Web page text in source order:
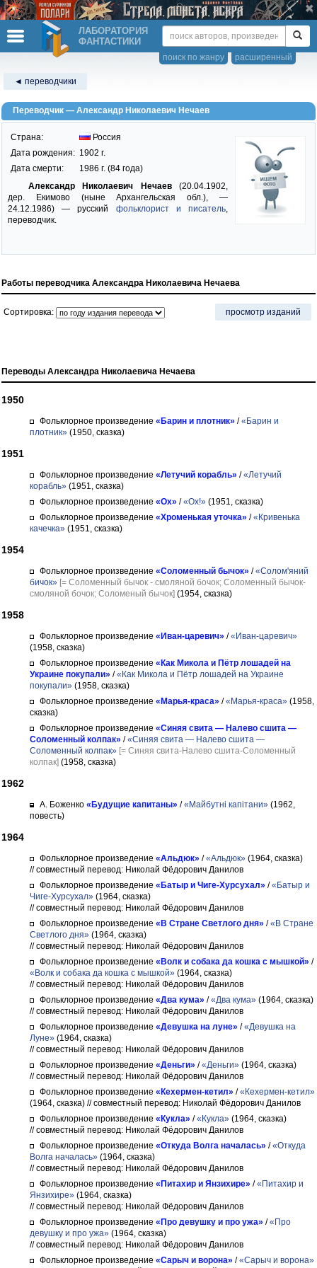
ЛАБОРАТОРИЯ
ФАНТАСТИКИ
расширенный
поиск по жанру
◄ переводчики
Переводчик — Александр Николаевич Нечаев
Страна:
Россия
Дата рождения: 1902 г.
Дата смерти:
1986 г. (84 года)
Александр Николаевич Нечаев(20.04.1902,
дер. Екимово (ныне Архангельская обл.), —
24.12.1986) — русский фольклорист и писатель,
переводчик.
Работы переводчика Александра Николаевича Нечаева
Сортировка: просмотр изданий
Переводы Александра Николаевича Нечаева
1950
Фольклорное произведение «Барин и плотник» /«Барин и
плотник» (1950, сказка)
1951
Фольклорное произведение «Летучий корабль» /«Летучий
корабль» (1951, сказка)
Фольклорное произведение «Ох» /«Ох!» (1951, сказка)
Фольклорное произведение «Хроменькая уточка» /«Кривенька
качечка» (1951, сказка)
1954
Фольклорное произведение «Соломенный бычок» /«Солом'яний
бичок» [= Соломенный бычок - смоляной бочок; Соломенный бычок-
смоляной бочок; Соломеный бычок] (1954, сказка)
1958
Фольклорное произведение «Иван-царевич» /«Иван-царевич»
(1958, сказка)
Фольклорное произведение «Как Микола и Пётр лошадей на
Украине покупали» /«Как Микола и Пётр лошадей на Украине
покупали» (1958, сказка)
Фольклорное произведение «Марья-краса» /«Марья-краса» (1958,
сказка)
Фольклорное произведение «Синяя свита — Налево сшита —
Соломенный колпак» /«Синяя свита — Налево сшита —
Соломенный колпак» [= Синяя свита-Налево сшита-Соломенный
колпак] (1958, сказка)
1962
А. Боженко «Будущие капитаны» /«Майбутнi капiтани» (1962,
повесть)
1964
Фольклорное произведение «Альдюк» /«Альдюк» (1964, сказка)
// совместный перевод: Николай Фёдорович Данилов
Фольклорное произведение «Батыр и Чиге-Хурсухал» /«Батыр и
Чиге-Хурсухал» (1964, сказка)
// совместный перевод: Николай Фёдорович Данилов
Фольклорное произведение «В Стране Светлого дня» /«В Стране
Светлого дня» (1964, сказка)
// совместный перевод: Николай Фёдорович Данилов
Фольклорное произведение «Волк и собака да кошка с мышкой» /
«Волк и собака да кошка с мышкой» (1964, сказка)
// совместный перевод: Николай Фёдорович Данилов
Фольклорное произведение «Два кума» /«Два кума» (1964, сказка)
// совместный перевод: Николай Фёдорович Данилов
Фольклорное произведение «Девушка на луне» /«Девушка на
Луне» (1964, сказка)
// совместный перевод: Николай Фёдорович Данилов
Фольклорное произведение «Деньги» /«Деньги» (1964, сказка)
// совместный перевод: Николай Фёдорович Данилов
Фольклорное произведение «Кехермен-кетил» /«Кехермен-кетил»
(1964, сказка) // совместный перевод: Николай Фёдорович Данилов
Фольклорное произведение «Кукла» /«Кукла» (1964, сказка)
// совместный перевод: Николай Фёдорович Данилов
Фольклорное произведение «Откуда Волга началась» /«Откуда
Волга началась» (1964, сказка)
// совместный перевод: Николай Фёдорович Данилов
Фольклорное произведение «Питахир и Янзихире» /«Питахир и
Янзихире» (1964, сказка)
// совместный перевод: Николай Фёдорович Данилов
Фольклорное произведение «Про девушку и про ужа» /«Про
девушку и про ужа» (1964, сказка)
// совместный перевод: Николай Фёдорович Данилов
Фольклорное произведение «Сарыч и ворона» /«Сарыч и ворона»